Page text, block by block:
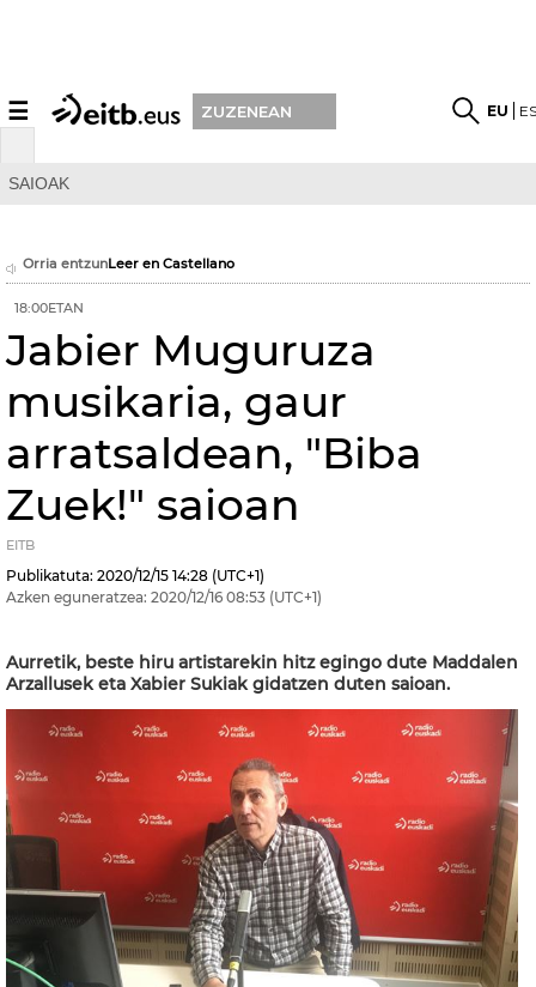
☰ ZUZENEAN EU
SAIOAK
Orria entzunLeer en Castellano
18:00ETAN
Jabier Muguruza
musikaria, gaur
arratsaldean, "Biba
Zuek!" saioan
EITB
Publikatuta: 2020/12/15 14:28 (UTC+1)
Azken eguneratzea: 2020/12/16 08:53 (UTC+1)
Aurretik, beste hiru artistarekin hitz egingo dute Maddalen
Arzallusek eta Xabier Sukiak gidatzen duten saioan.